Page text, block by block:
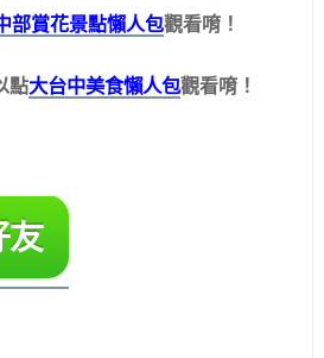
部賞花景點懶人包觀看唷！
點大台中美食懶人包觀看唷！